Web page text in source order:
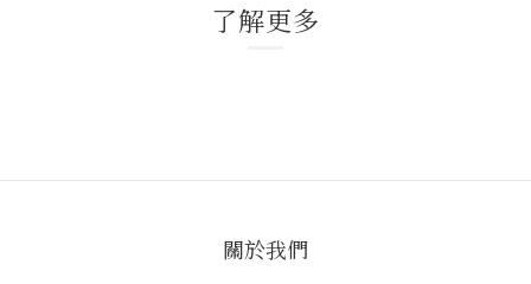
了解更多
關於我們